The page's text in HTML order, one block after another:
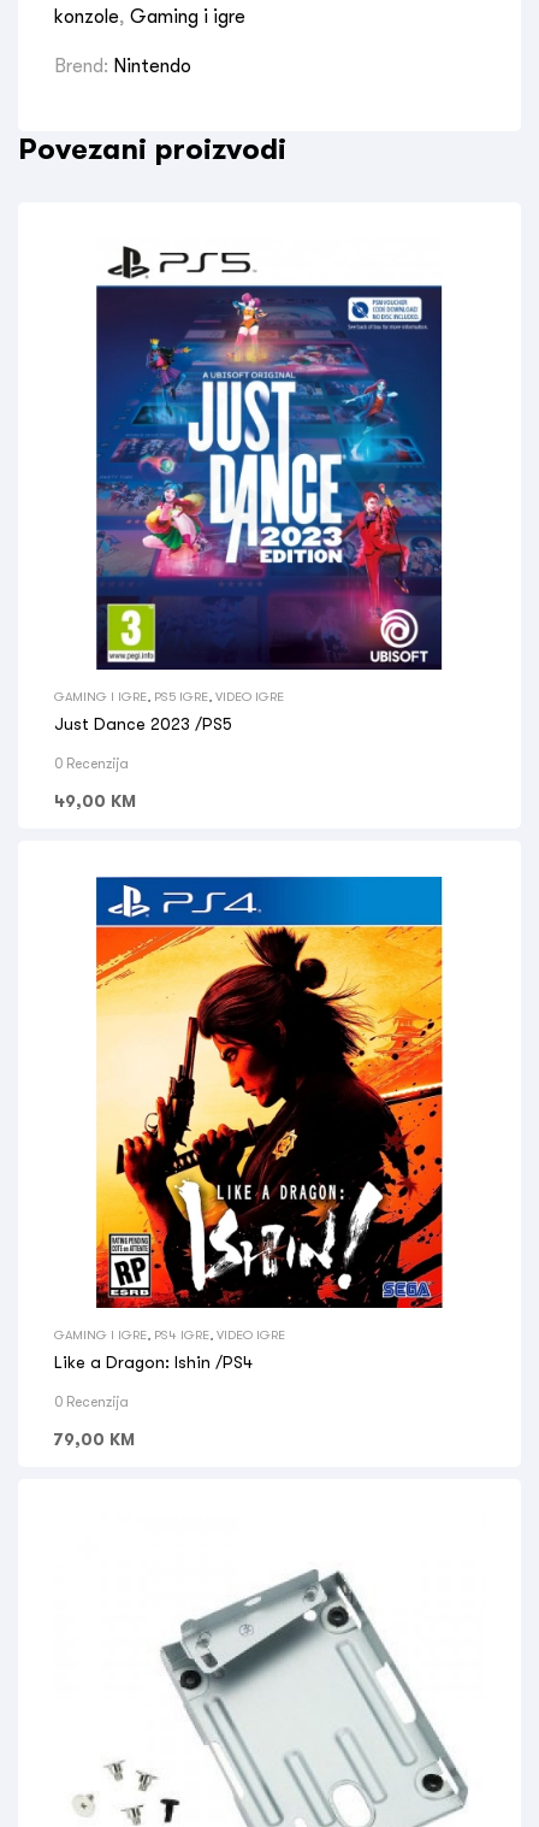
konzole, Gaming i igre
Brend: Nintendo
Povezani proizvodi
GAMING I IGRE PS5 IGRE VIDEO IGRE
Just Dance 2023 /PS5
0 Recenzija
49,00 KM
GAMING I IGRE PS4 IGRE VIDEO IGRE
Like a Dragon: Ishin /PS4
0 Recenzija
79,00 KM